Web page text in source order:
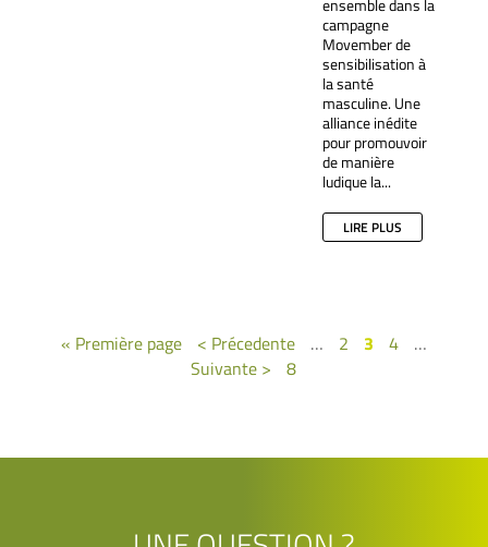
ensemble dans la
campagne
Movember de
sensibilisation à
la santé
masculine. Une
alliance inédite
pour promouvoir
de manière
ludique la...
LIRE PLUS
« Première page < Précedente … 2 3 4
…
Suivante >
8